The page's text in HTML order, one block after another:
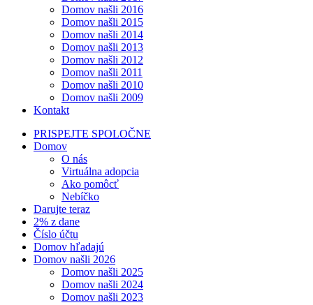
Domov našli 2016
Domov našli 2015
Domov našli 2014
Domov našli 2013
Domov našli 2012
Domov našli 2011
Domov našli 2010
Domov našli 2009
Kontakt
PRISPEJTE SPOLOČNE
Domov
O nás
Virtuálna adopcia
Ako pomôcť
Nebíčko
Darujte teraz
2% z dane
Číslo účtu
Domov hľadajú
Domov našli 2026
Domov našli 2025
Domov našli 2024
Domov našli 2023